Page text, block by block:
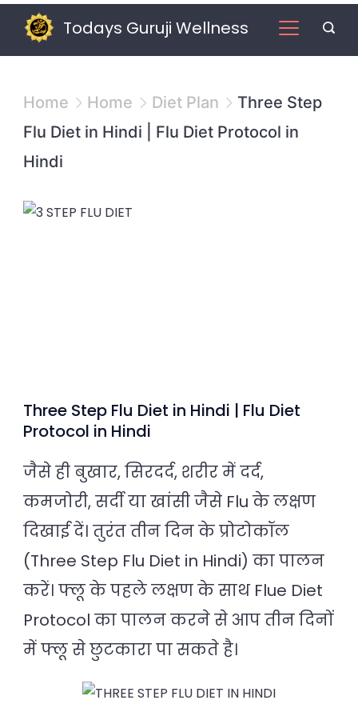
content
Todays Guruji Wellness
Home Home Diet Plan
Three Step
Flu Diet in Hindi | Flu Diet Protocol in
Hindi
Three Step Flu Diet in Hindi | Flu Diet
Protocol in Hindi
जैसे ही बुखार, सिरदर्द, शरीर में दर्द,
कमजोरी, सर्दी या खांसी जैसे Flu के लक्षण
दिखाई दें। तुरंत तीन दिन के प्रोटोकॉल
(Three Step Flu Diet in Hindi) का पालन
करें। फ्लू के पहले लक्षण के साथ Flue Diet
Protocol का पालन करने से आप तीन दिनों
में फ्लू से छुटकारा पा सकते है।